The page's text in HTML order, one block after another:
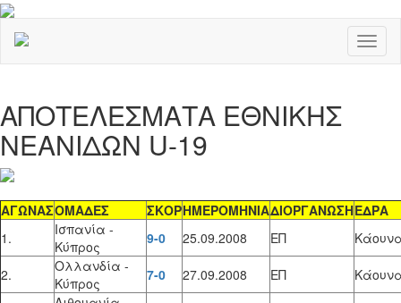
ΑΠΟΤΕΛΕΣΜΑΤΑ ΕΘΝΙΚΗΣ
ΝΕΑΝΙΔΩΝ U-19
ΑΓΩΝΑΣΟΜΑΔΕΣ ΣΚΟΡΗΜΕΡΟΜΗΝΙΑΔΙΟΡΓΑΝΩΣΗΕΔΡΑ
1.
Ισπανία -
Κύπρος
9-0 25.09.2008 ΕΠ
2.
Ολλανδία -
Κύπρος
7-0 27.09.2008 ΕΠ